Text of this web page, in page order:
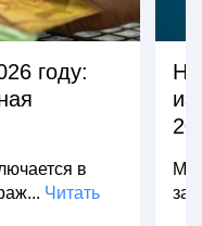
году:
в
Читать